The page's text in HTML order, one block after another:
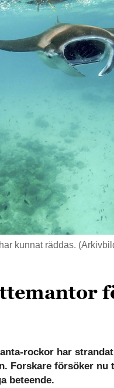
kunnat räddas.
rockor har
Forskare försöker nu
beteende.